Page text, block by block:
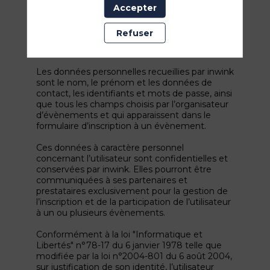
l’utilisateur de s’inscrire à un évènement,
d’accéder au site d’un évènement, et de
consulter les informations relatives à
l’organisation pratique et logistique d’un
Les données personnelles recueillies par inwink
sont le nom, le prénom et les données de
contact, les identifiants et mots de passe, ainsi
que tous les champs choisis par l’organisateur
d’évènements et qui apparaissent dans le
formulaire d’inscription à un évènement.
Ces données à caractère personnel
concernant l’utilisateur sont confidentielles et
conservées par inwink. Elles pourront être
communiquées à ses partenaires et
prestataires exclusivement pour la gestion de
l’inscription et de la participation de l’utilisateur
à un ou plusieurs évènements.
Conformément à la loi "Informatique et
Libertés" n°78-17 du 6 janvier 1978 telle que
modifiée par la loi n°2004-801 du 6 août 2004,
sur justification de son identité, l’utilisateur
Accepter
Refuser